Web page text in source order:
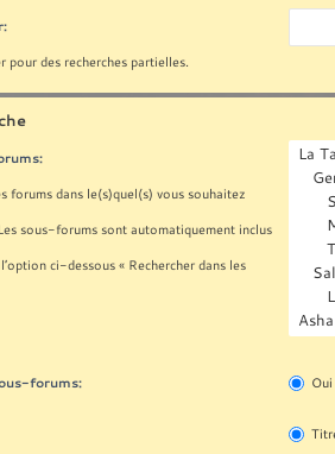
des recherches partielles.
forums dans le(s)quel(s) vous souhaitez
sous-forums sont automatiquement inclus
ci-dessous « Rechercher dans les
forums: Oui